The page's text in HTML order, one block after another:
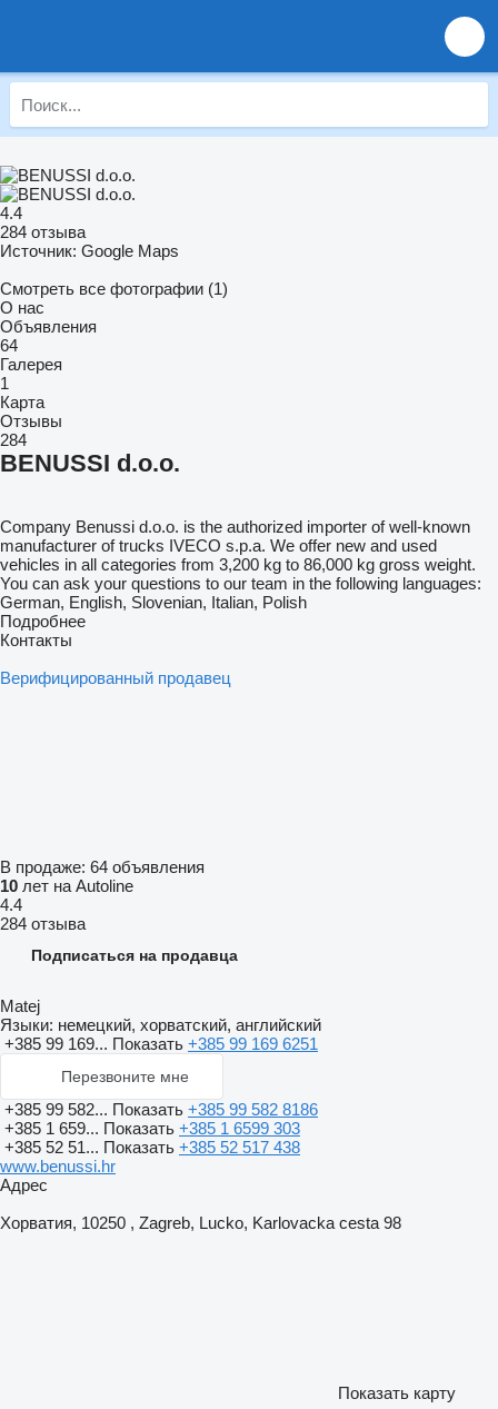
4.4
284 отзыва
Источник: Google Maps
Смотреть все фотографии (1)
О нас
Объявления
64
Галерея
1
Карта
Отзывы
284
BENUSSI d.o.o.
Company Benussi d.o.o. is the authorized importer of well-known
manufacturer of trucks IVECO s.p.a. We offer new and used
vehicles in all categories from 3,200 kg to 86,000 kg gross weight.
You can ask your questions to our team in the following languages:
German, English, Slovenian, Italian, Polish
Подробнее
Контакты
Верифицированный продавец
В продаже: 64 объявления
10 лет на Autoline
4.4
284 отзыва
Подписаться на продавца
Matej
Языки: немецкий, хорватский, английский
+385 99 169... Показать +385 99 169 6251
Перезвоните мне
+385 99 582... Показать +385 99 582 8186
+385 1 659... Показать +385 1 6599 303
+385 52 51... Показать +385 52 517 438
www.benussi.hr
Адрес
Хорватия, 10250 , Zagreb, Lucko, Karlovacka cesta 98
Показать карту